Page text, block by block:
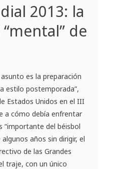
2013: la
de
es la preparación
estilo postemporada”,
Estados Unidos en el III
a cómo debía enfrentar
“importante del béisbol
años sin dirigir, el
de las Grandes
traje, con un único